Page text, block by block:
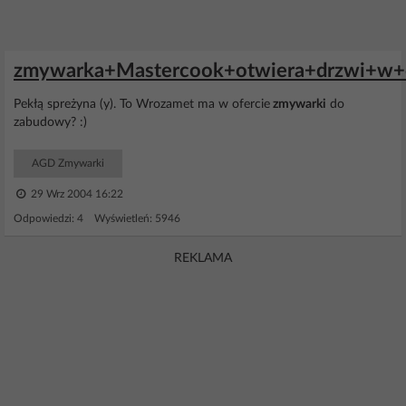
Pekłą spreżyna (y). To Wrozamet ma w ofercie zmywarki do
zabudowy? :)
AGD Zmywarki
29 Wrz 2004 16:22
Odpowiedzi: 4 Wyświetleń: 5946
REKLAMA